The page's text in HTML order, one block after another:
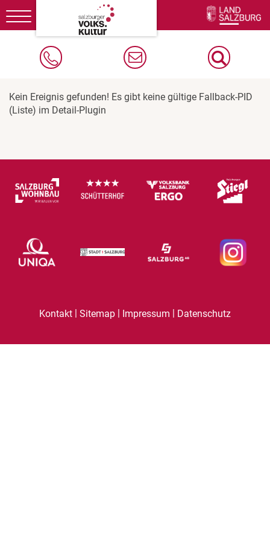
Toggle
navigation
Kein Ereignis gefunden! Es gibt keine gültige Fallback-PID
(Liste) im Detail-Plugin
Kontakt | Sitemap | Impressum | Datenschutz